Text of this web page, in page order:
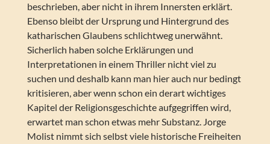
beschrieben, aber nicht in ihrem Innersten erklärt.
Ebenso bleibt der Ursprung und Hintergrund des
katharischen Glaubens schlichtweg unerwähnt.
Sicherlich haben solche Erklärungen und
Interpretationen in einem Thriller nicht viel zu
suchen und deshalb kann man hier auch nur bedingt
kritisieren, aber wenn schon ein derart wichtiges
Kapitel der Religionsgeschichte aufgegriffen wird,
erwartet man schon etwas mehr Substanz. Jorge
Molist nimmt sich selbst viele historische Freiheiten